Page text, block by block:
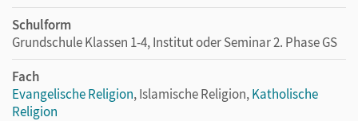
Schulform
Grundschule Klassen 1-4, Institut oder Seminar 2. Phase GS
Fach
Evangelische Religion, Islamische Religion,Katholische
Religion